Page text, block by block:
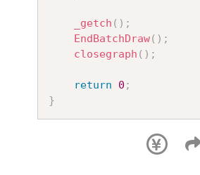
_getch ( ) ;
EndBatchDraw( ) ;
closegraph ( ) ;
return 0 ;
}